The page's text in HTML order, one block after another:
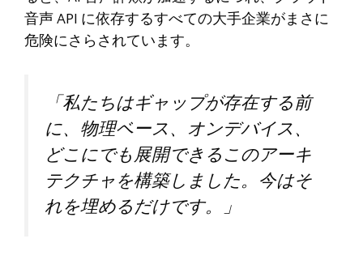
音声 API に依存するすべての大手企業がまさに
危険にさらされています。
「私たちはギャップが存在する前
に、物理ベース、オンデバイス、
どこにでも展開できるこのアーキ
テクチャを構築しました。今はそ
れを埋めるだけです。」